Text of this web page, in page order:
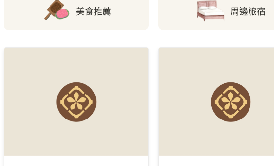
美食推薦 周邊旅宿